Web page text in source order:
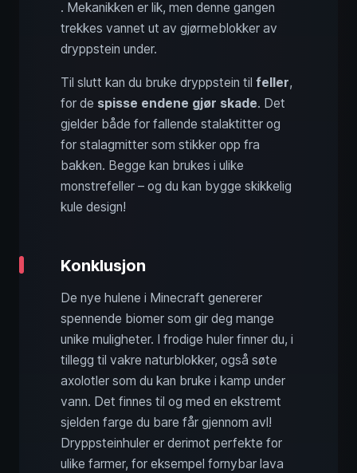
. Mekanikken er lik, men denne gangen
trekkes vannet ut av gjørmeblokker av
dryppstein under.
Til slutt kan du bruke dryppstein til feller,
for de spisse endene gjør skade. Det
gjelder både for fallende stalaktitter og
for stalagmitter som stikker opp fra
bakken. Begge kan brukes i ulike
monstrefeller – og du kan bygge skikkelig
kule design!
Konklusjon
De nye hulene i Minecraft genererer
spennende biomer som gir deg mange
unike muligheter. I frodige huler finner du, i
tillegg til vakre naturblokker, også søte
axolotler som du kan bruke i kamp under
vann. Det finnes til og med en ekstremt
sjelden farge du bare får gjennom avl!
Dryppsteinhuler er derimot perfekte for
ulike farmer, for eksempel fornybar lava